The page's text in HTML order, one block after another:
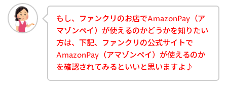
もし、ファンクリのお店でAmazonPay（ア
マゾンペイ）が使えるのかどうかを知りたい
方は、下記、ファンクリの公式サイトで
AmazonPay（アマゾンペイ）が使えるのか
を確認されてみるといいと思いますよ♪